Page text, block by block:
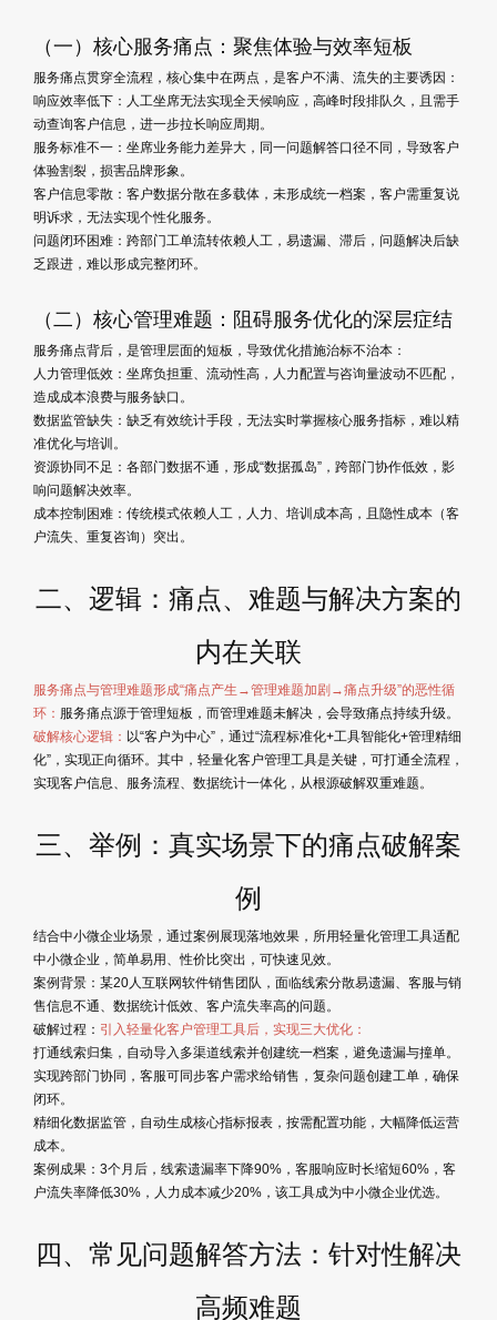
（一）核心服务痛点：聚焦体验与效率短板
服务痛点贯穿全流程，核心集中在两点，是客户不满、流失的主要诱因：
响应效率低下：人工坐席无法实现全天候响应，高峰时段排队久，且需手
动查询客户信息，进一步拉长响应周期。
服务标准不一：坐席业务能力差异大，同一问题解答口径不同，导致客户
体验割裂，损害品牌形象。
客户信息零散：客户数据分散在多载体，未形成统一档案，客户需重复说
明诉求，无法实现个性化服务。
问题闭环困难：跨部门工单流转依赖人工，易遗漏、滞后，问题解决后缺
乏跟进，难以形成完整闭环。
（二）核心管理难题：阻碍服务优化的深层症结
服务痛点背后，是管理层面的短板，导致优化措施治标不治本：
人力管理低效：坐席负担重、流动性高，人力配置与咨询量波动不匹配，
造成成本浪费与服务缺口。
数据监管缺失：缺乏有效统计手段，无法实时掌握核心服务指标，难以精
准优化与培训。
资源协同不足：各部门数据不通，形成“数据孤岛”，跨部门协作低效，影
响问题解决效率。
成本控制困难：传统模式依赖人工，人力、培训成本高，且隐性成本（客
户流失、重复咨询）突出。
二、逻辑：痛点、难题与解决方案的
内在关联
服务痛点与管理难题形成“痛点产生→管理难题加剧→痛点升级”的恶性循
环： 服务痛点源于管理短板，而管理难题未解决，会导致痛点持续升级。
破解核心逻辑： 以“客户为中心”，通过“流程标准化+工具智能化+管理精细
化”，实现正向循环。其中，轻量化客户管理工具是关键，可打通全流程，
实现客户信息、服务流程、数据统计一体化，从根源破解双重难题。
三、举例：真实场景下的痛点破解案
例
结合中小微企业场景，通过案例展现落地效果，所用轻量化管理工具适配
中小微企业，简单易用、性价比突出，可快速见效。
案例背景：某20人互联网软件销售团队，面临线索分散易遗漏、客服与销
售信息不通、数据统计低效、客户流失率高的问题。
破解过程： 引入轻量化客户管理工具后，实现三大优化：
打通线索归集，自动导入多渠道线索并创建统一档案，避免遗漏与撞单。
实现跨部门协同，客服可同步客户需求给销售，复杂问题创建工单，确保
闭环。
精细化数据监管，自动生成核心指标报表，按需配置功能，大幅降低运营
成本。
案例成果：3个月后，线索遗漏率下降90%，客服响应时长缩短60%，客
户流失率降低30%，人力成本减少20%，该工具成为中小微企业优选。
四、常见问题解答方法：针对性解决
高频难题